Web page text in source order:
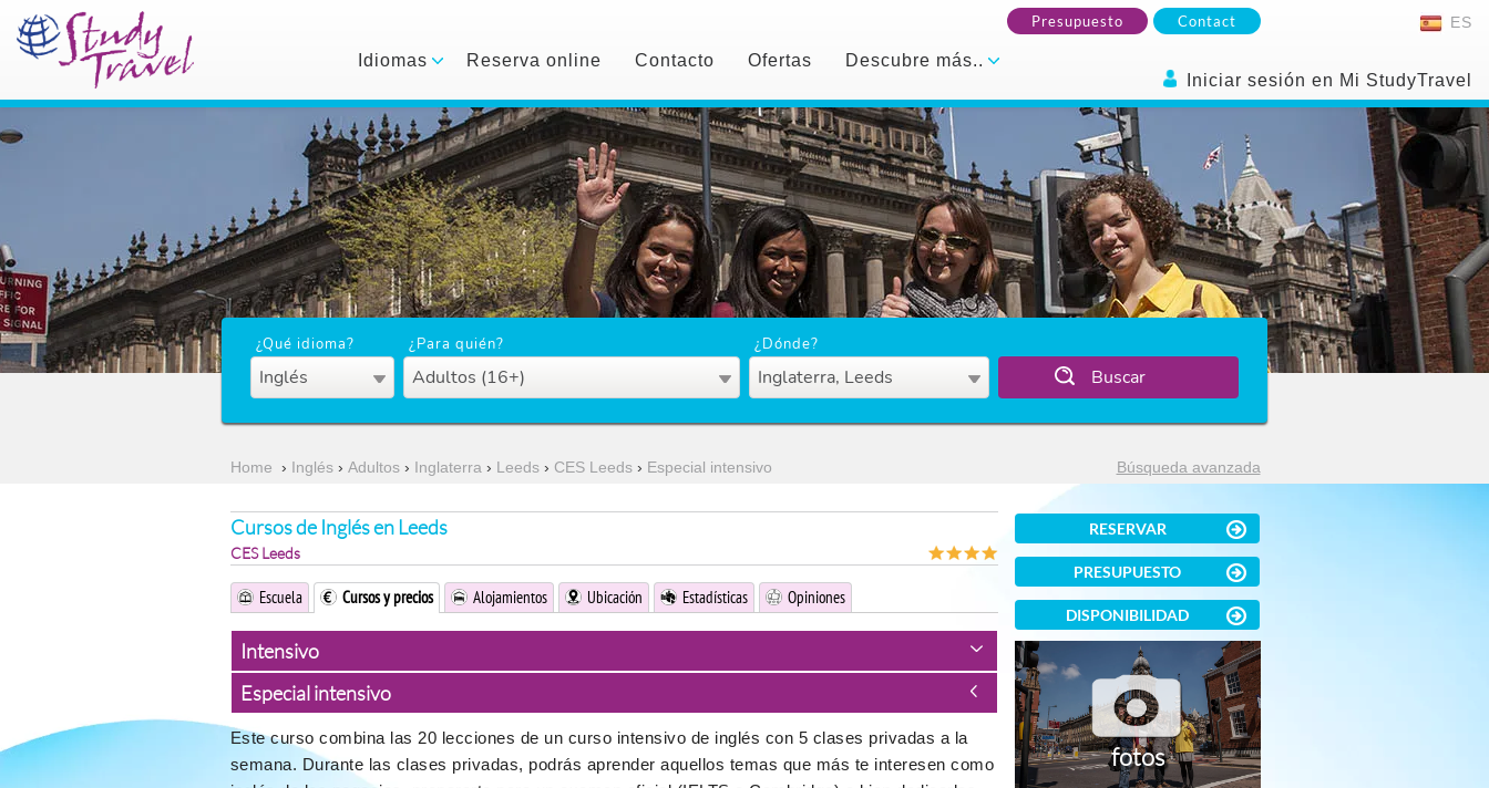
Presupuesto Contact ES
Iniciar sesión en Mi StudyTravel
Idiomas Reserva online Contacto Ofertas Descubre más..
¿Qué idioma?
Inglés
¿Para quién?
Adultos (16+)
¿Dónde?
Inglaterra, Leeds Buscar
Home › Inglés› Adultos› Inglaterra › Leeds› CES Leeds› Especial intensivo Búsqueda avanzada
Cursos de Inglés en Leeds
CES Leeds
Escuela Cursos y precios Alojamientos Ubicación Estadísticas Opiniones
Intensivo
Especial intensivo
Este curso combina las 20 lecciones de un curso intensivo de inglés con 5 clases privadas a la
semana. Durante las clases privadas, podrás aprender aquellos temas que más te interesen como
RESERVAR
PRESUPUESTO
DISPONIBILIDAD
fotos